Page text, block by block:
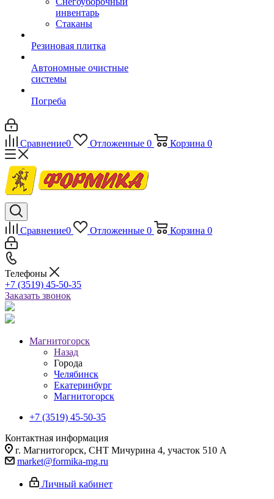
инвентарь
Стаканы
Резиновая плитка
Автономные очистные
системы
Погреба
Сравнение0 Отложенные 0 Корзина 0
Сравнение0 Отложенные 0 Корзина 0
Телефоны
+7 (3519) 45-50-35
Заказать звонок
Магнитогорск
Назад
Города
Челябинск
Екатеринбург
Магнитогорск
+7 (3519) 45-50-35
Контактная информация
г. Магнитогорск, СНТ Мичурина 4, участок 510 А
market@formika-mg.ru
Личный кабинет